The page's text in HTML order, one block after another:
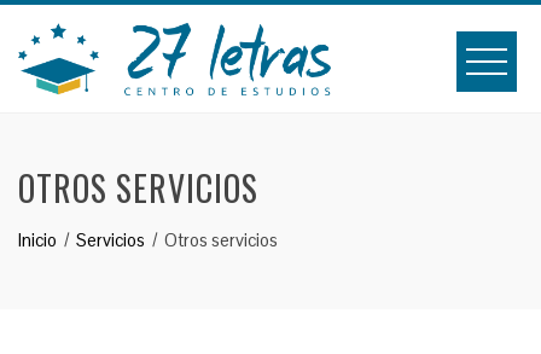
contenido
OTROS SERVICIOS
Inicio Servicios Otros servicios